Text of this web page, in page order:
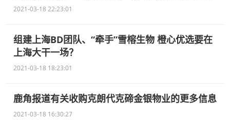
2021-03-18 22:23:01
组建上海BD团队、“牵手”雪榕生物 橙心优选要在
上海大干一场？
2021-03-18 18:23:01
鹿角报道有关收购克朗代克碲金银物业的更多信息
2021-03-18 16:30:27